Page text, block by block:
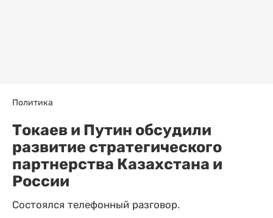
Политика
Токаев и Путин обсудили
развитие стратегического
партнерства Казахстана и
России
Состоялся телефонный разговор.